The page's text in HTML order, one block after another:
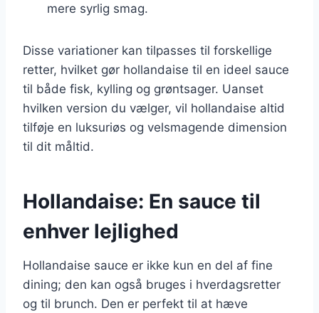
mere syrlig smag.
Disse variationer kan tilpasses til forskellige
retter, hvilket gør hollandaise til en ideel sauce
til både fisk, kylling og grøntsager. Uanset
hvilken version du vælger, vil hollandaise altid
tilføje en luksuriøs og velsmagende dimension
til dit måltid.
Hollandaise: En sauce til
enhver lejlighed
Hollandaise sauce er ikke kun en del af fine
dining; den kan også bruges i hverdagsretter
og til brunch. Den er perfekt til at hæve